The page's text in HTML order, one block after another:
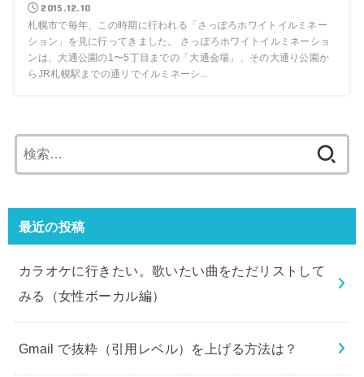
2015.12.10
札幌市で毎年、この時期に行われる「さっぽろホワイトイルミネー
ション」を見に行ってきました。 さっぽろホワイトイルミネーショ
ンは、大通公園の1〜5丁目までの「大通会場」、その大通り公園か
らJR札幌駅までの通リでイルミネーシ...
索:
最近の投稿
カラオケに行きたい。歌いたい曲をただリストして
みる（女性ボーカル編）
Gmail で抜粋（引用レベル）を上げる方法は？